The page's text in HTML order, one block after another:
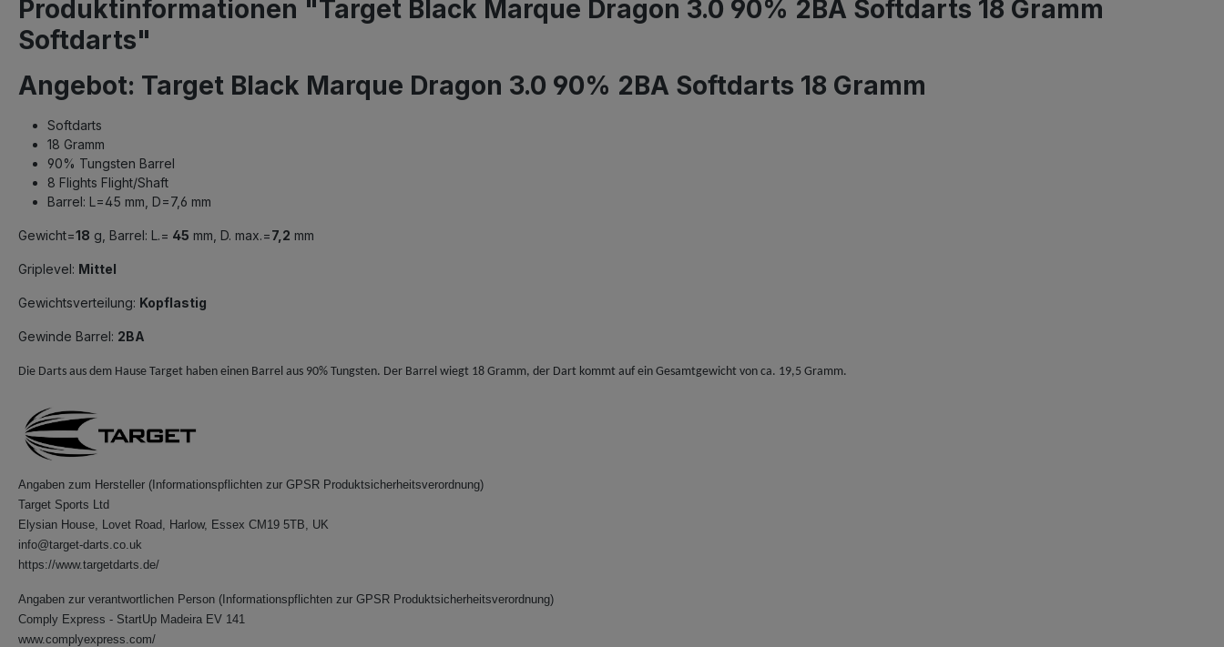
Produktinformationen "Target Black Marque Dragon 3.0 90% 2BA Softdarts 18 Gramm
Softdarts"
Angebot: Target Black Marque Dragon 3.0 90% 2BA Softdarts 18 Gramm
Softdarts
18 Gramm
90% Tungsten Barrel
8 Flights Flight/Shaft
Barrel: L=45 mm, D=7,6 mm
Gewicht=18 g, Barrel: L.= 45 mm, D. max.=7,2 mm
Griplevel: Mittel
Gewichtsverteilung: Kopflastig
Gewinde Barrel: 2BA
Die Darts aus dem Hause Target haben einen Barrel aus 90% Tungsten. Der Barrel wiegt 18 Gramm, der Dart kommt auf ein Gesamtgewicht von ca. 19,5 Gramm.
Angaben zum Hersteller (Informationspflichten zur GPSR Produktsicherheitsverordnung)
Target Sports Ltd
Elysian House, Lovet Road, Harlow, Essex CM19 5TB, UK
info@target-darts.co.uk
https://www.targetdarts.de/
Angaben zur verantwortlichen Person (Informationspflichten zur GPSR Produktsicherheitsverordnung)
Comply Express - StartUp Madeira EV 141
www.complyexpress.com/